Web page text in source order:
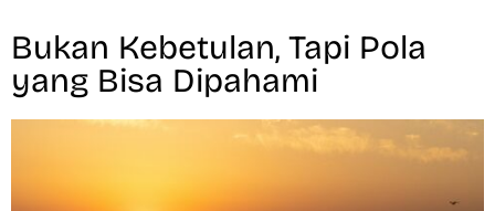
Bukan Kebetulan, Tapi Pola
yang Bisa Dipahami